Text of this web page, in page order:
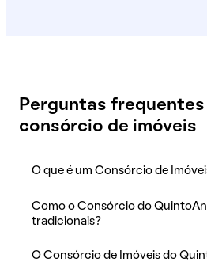
Perguntas
consórcio de imóveis
O que é um Consórcio de
Como o Consórcio do
tradicionais?
O Consórcio de Imóveis do